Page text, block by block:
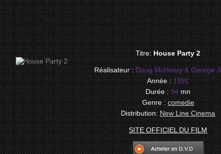
Titre:House Party 2
Réalisateur :Doug McHenry & George
Année :1991
Durée :94mn
Genre :comedie
Distribution: New Line Cinema
SITE OFFICIEL DU FILM